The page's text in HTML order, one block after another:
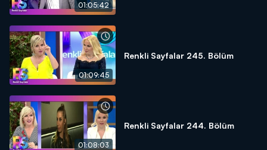
01:05:42
01:09:45
Renkli Sayfalar 245. Bölüm
01:08:03
Renkli Sayfalar 244. Bölüm